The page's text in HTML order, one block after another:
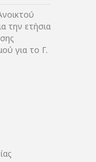
την ετήσια
για το Γ.